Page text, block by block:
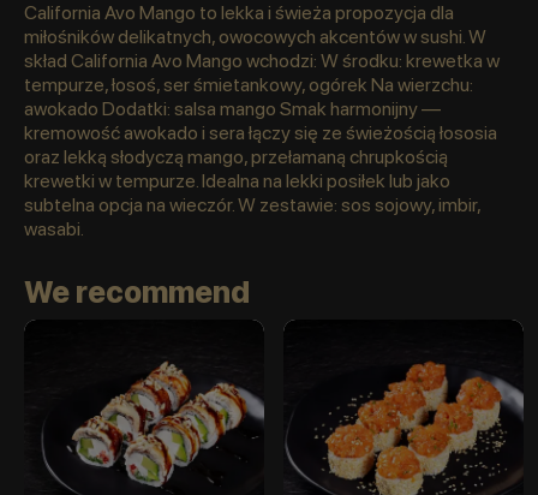
California Avo Mango to lekka i świeża propozycja dla
miłośników delikatnych, owocowych akcentów w sushi. W
skład California Avo Mango wchodzi: W środku: krewetka w
tempurze, łosoś, ser śmietankowy, ogórek Na wierzchu:
awokado Dodatki: salsa mango Smak harmonijny —
kremowość awokado i sera łączy się ze świeżością łososia
oraz lekką słodyczą mango, przełamaną chrupkością
krewetki w tempurze. Idealna na lekki posiłek lub jako
subtelna opcja na wieczór. W zestawie: sos sojowy, imbir,
wasabi.
We recommend